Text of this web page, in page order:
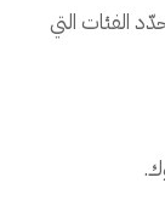
الفئات التي